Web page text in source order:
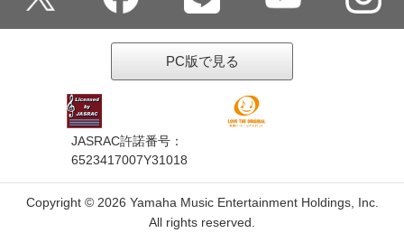
PC版で見る
JASRAC許諾番号：
6523417007Y31018
Copyright © 2026 Yamaha Music Entertainment Holdings, Inc.
All rights reserved.